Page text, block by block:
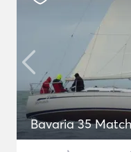
Bavaria 35 Match